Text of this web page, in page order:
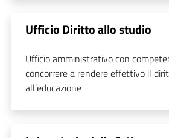
Ufficio Diritto allo studio
Ufficio amministrativo con
concorrere a rendere effettivo il
all’educazione